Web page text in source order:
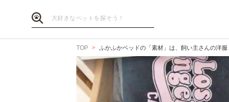
TOP ふかふかベッドの「素材」は、飼い主さんの洋